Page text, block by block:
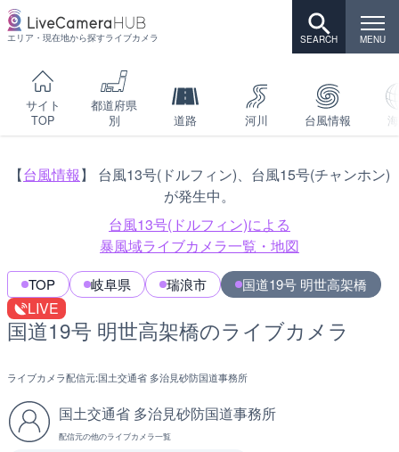
エリア・現在地から探すライブカメラ
サイト
TOP
都道府県
別
道路 河川 台風情報
【台風情報】 台風13号(ドルフィン)、台風15号(チャンホン)
が発生中。
台風13号(ドルフィン)による
暴風域ライブカメラ一覧・地図
TOP 岐阜県 瑞浪市 国道19号 明世高架橋
LIVE
国道19号 明世高架橋のライブカメラ
ライブカメラ配信元:国土交通省 多治見砂防国道事務所
国土交通省 多治見砂防国道事務所
配信元の他のライブカメラ一覧